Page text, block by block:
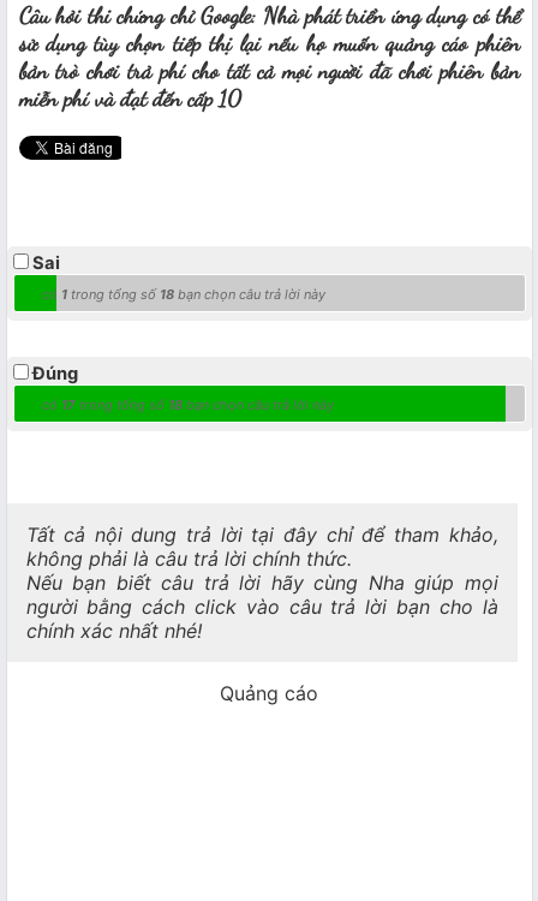
Câu hỏi thi chứng chỉ Google: Nhà phát triển ứng dụng có thể
sử dụng tùy chọn tiếp thị lại nếu họ muốn quảng cáo phiên
bản trò chơi trả phí cho tất cả mọi người đã chơi phiên bản
miễn phí và đạt đến cấp 10
Sai
có 1trong tổng số 18bạn chọn câu trả lời này
Đúng
có 17trong tổng số 18bạn chọn câu trả lời này
Tất cả nội dung trả lời tại đây chỉ để tham khảo,
không phải là câu trả lời chính thức.
Nếu bạn biết câu trả lời hãy cùng Nha giúp mọi
người bằng cách click vào câu trả lời bạn cho là
chính xác nhất nhé!
Quảng cáo